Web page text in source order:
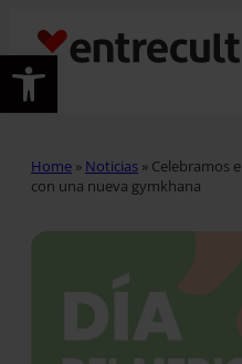
Abrir barra de herramientas
Home » Noticias » Celebramos
con una nueva gymkhana